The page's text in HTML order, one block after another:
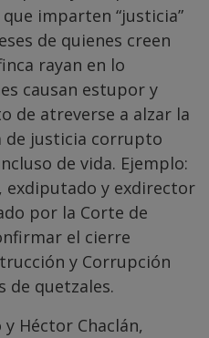
imparten “justicia”
de quienes creen
rayan en lo
causan estupor y
de atreverse a alzar la
de justicia corrupto
de vida. Ejemplo:
exdiputado y exdirector
por la Corte de
el cierre
y Corrupción
de quetzales.
Héctor Chaclán,